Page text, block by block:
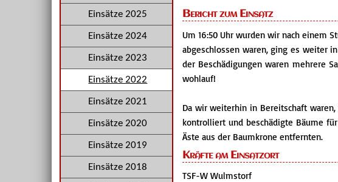
Bericht zum Einsatz
Um 16:50 Uhr wurden wir nach einem
abgeschlossen waren, ging es weiter
der Beschädigungen waren mehrere
wohlauf!
Da wir weiterhin in Bereitschaft
kontrolliert und beschädigte Bäume
Äste aus der Baumkrone entfernten.
Kräfte am Einsatzort
TSF-W Wulmstorf
überspringen
Einsätze 2025
Einsätze 2024
Einsätze 2023
Einsätze 2022
Einsätze 2021
Einsätze 2020
Einsätze 2019
Einsätze 2018